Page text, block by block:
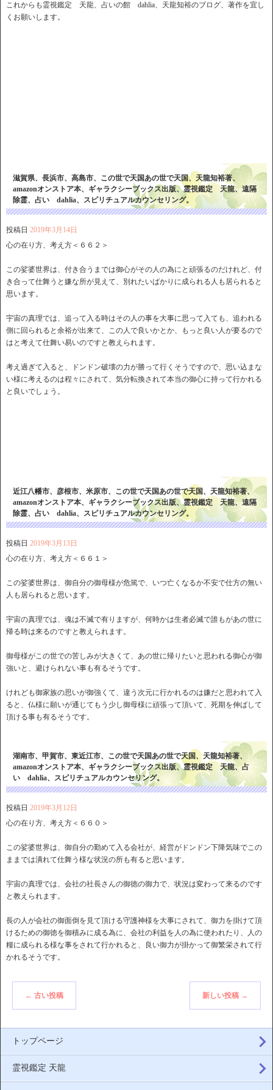
これからも霊視鑑定 天龍、占いの館 dahlia、天龍知裕のブログ、著作を宜し
くお願いします。
滋賀県、長浜市、高島市、この世で天国あの世で天国、天龍知裕著、
amazonオンストア本、ギャラクシーブックス出版、霊視鑑定 天龍、遠隔
除霊、占い dahlia、スピリチュアルカウンセリング。
投稿日 2019年3月14日
心の在り方、考え方＜６６２＞
この娑婆世界は、付き合うまでは御心がその人の為にと頑張るのだけれど、付
き合って仕舞うと嫌な所が見えて、別れたいばかりに成られる人も居られると
思います。
宇宙の真理では、追って入る時はその人の事を大事に思って入ても、追われる
側に回られると余裕が出来て、この人で良いかとか、もっと良い人が要るので
はと考えて仕舞い易いのですと教えられます。
考え過ぎて入ると、ドンドン破壊の力が勝って行くそうですので、思い込まな
い様に考えるのは程々にされて、気分転換されて本当の御心に持って行かれる
と良いでしょう。
近江八幡市、彦根市、米原市、この世で天国あの世で天国、天龍知裕著、
amazonオンストア本、ギャラクシーブックス出版、霊視鑑定 天龍、遠隔
除霊、占い dahlia、スピリチュアルカウンセリング。
投稿日 2019年3月13日
心の在り方、考え方＜６６１＞
この娑婆世界は、御自分の御母様が危篤で、いつ亡くなるか不安で仕方の無い
人も居られると思います。
宇宙の真理では、魂は不滅で有りますが、何時かは生者必滅で誰もがあの世に
帰る時は来るのですと教えられます。
御母様がこの世での苦しみが大きくて、あの世に帰りたいと思われる御心が御
強いと、避けられない事も有るそうです。
けれども御家族の思いが御強くて、違う次元に行かれるのは嫌だと思われて入
ると、仏様に願いが通じてもう少し御母様に頑張って頂いて、死期を伸ばして
頂ける事も有るそうです。
湖南市、甲賀市、東近江市、この世で天国あの世で天国、天龍知裕著、
amazonオンストア本、ギャラクシーブックス出版、霊視鑑定 天龍、占
い dahlia、スピリチュアルカウンセリング。
投稿日 2019年3月12日
心の在り方、考え方＜６６０＞
この娑婆世界は、御自分の勤めて入る会社が、経営がドンドン下降気味でこの
ままでは潰れて仕舞う様な状況の所も有ると思います。
宇宙の真理では、会社の社長さんの御徳の御力で、状況は変わって来るのです
と教えられます。
長の人が会社の御面倒を見て頂ける守護神様を大事にされて、御力を掛けて頂
けるための御徳を御積みに成る為に、会社の利益を人の為に使われたり、人の
糧に成られる様な事をされて行かれると、良い御力が掛かって御繁栄されて行
かれるそうです。
← 古い投稿 新しい投稿 →
トップページ
霊視鑑定 天龍